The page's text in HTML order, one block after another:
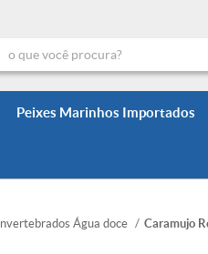
Peixes Marinhos Importados
Invertebrados Água doce Caramujo